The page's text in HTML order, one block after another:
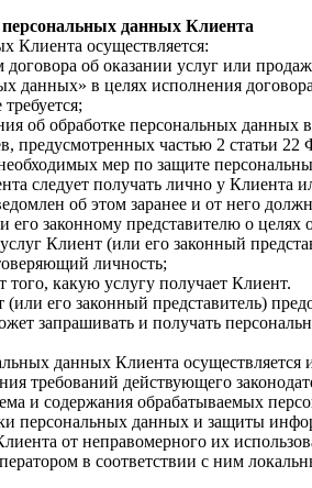
данных Клиента
Клиента осуществляется:
об оказании услуг или
данных» в целях исполнения
об обработке персональных
предусмотренных частью 2 статьи
мер по защите
следует получать лично у Клиента
об этом заранее и от него
его законному представителю о
Клиент (или его законный
личность;
какую услугу получает Клиент.
его законный представитель)
запрашивать и получать
данных Клиента
требований действующего
и содержания обрабатываемых
персональных данных и защиты
от неправомерного их
в соответствии с ним